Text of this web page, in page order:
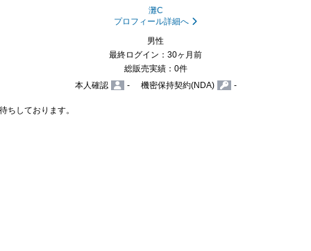
灘C
プロフィール詳細へ
男性
最終ログイン：30ヶ月前
総販売実績：0件
本人確認
- 機密保持契約(NDA) -
ちしております。